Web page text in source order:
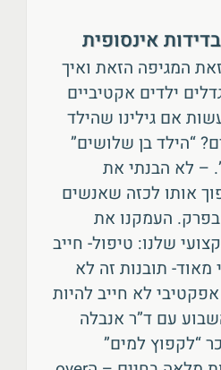
אינסופית
המגיפה הזאת ואיך
ילדים אקטיביים
אם גילינו שהילד
“הילד בן שלושים”
– לא הבנתי את
אותו לכזה שאנשים
בפרק. העמקנו את
שלנו: טיפול- חייב
תובנות זה לא
לא חייב להיות
עם ד”ר אנבלה
“לקפוץ למים”